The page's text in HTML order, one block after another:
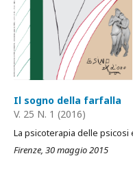
Il sogno della farfalla
V. 25 N. 1 (2016)
La psicoterapia delle
Firenze, 30 maggio 2015